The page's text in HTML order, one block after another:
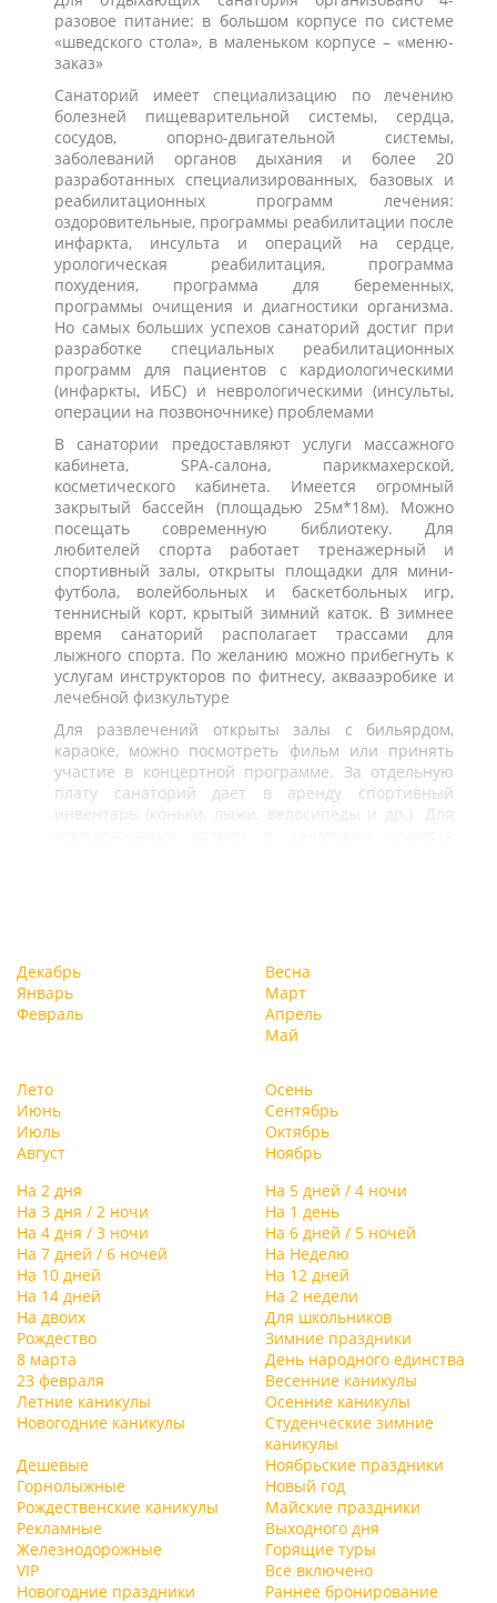
разовое питание: в большом корпусе по системе
«шведского стола», в маленьком корпусе – «меню-
заказ»
Санаторий имеет специализацию по лечению
болезней пищеварительной системы, сердца,
сосудов, опорно-двигательной системы,
заболеваний органов дыхания и более 20
разработанных специализированных, базовых и
реабилитационных программ лечения:
оздоровительные, программы реабилитации после
инфаркта, инсульта и операций на сердце,
урологическая реабилитация, программа
похудения, программа для беременных,
программы очищения и диагностики организма.
Но самых больших успехов санаторий достиг при
разработке специальных реабилитационных
программ для пациентов с кардиологическими
(инфаркты, ИБС) и неврологическими (инсульты,
операции на позвоночнике) проблемами
В санатории предоставляют услуги массажного
кабинета, SPA-салона, парикмахерской,
косметического кабинета. Имеется огромный
закрытый бассейн (площадью 25м*18м). Можно
посещать современную библиотеку. Для
любителей спорта работает тренажерный и
спортивный залы, открыты площадки для мини-
футбола, волейбольных и баскетбольных игр,
теннисный корт, крытый зимний каток. В зимнее
время санаторий располагает трассами для
лыжного спорта. По желанию можно прибегнуть к
услугам инструкторов по фитнесу, аквааэробике и
лечебной физкультуре
Для развлечений открыты залы с бильярдом,
караоке, можно посмотреть фильм или принять
участие в концертной программе. За отдельную
плату санаторий дает в аренду спортивный
инвентарь (коньки, лыжи, велосипеды и др.). Для
Декабрь
Январь
Февраль
Весна
Март
Апрель
Май
Лето
Июнь
Июль
Август
Осень
Сентябрь
Октябрь
Ноябрь
На 2 дня
На 5 дней / 4 ночи
На 3 дня / 2 ночи
На 1 день
На 4 дня / 3 ночи
На 6 дней / 5 ночей
На 7 дней / 6 ночей
На Неделю
На 10 дней
На 12 дней
На 14 дней
На 2 недели
На двоих
Для школьников
Рождество
Зимние праздники
8 марта
День народного единства
23 февраля
Весенние каникулы
Летние каникулы
Осенние каникулы
Новогодние каникулы
Студенческие зимние
каникулы
Дешевые
Ноябрьские праздники
Горнолыжные
Новый год
Рождественские каникулы
Майские праздники
Рекламные
Выходного дня
Железнодорожные
Горящие туры
VIP
Всё включено
Новогодние праздники
Раннее бронирование